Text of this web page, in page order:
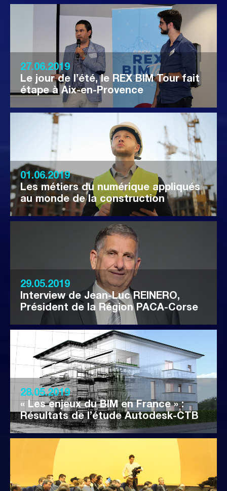
27.06.2019
Le jour de l’été, le REX BIM Tour fait
étape à Aix-en-Provence
01.06.2019
Les métiers du numérique appliqués
au monde de la construction
29.05.2019
Interview de Jean-Luc REINERO,
Président de la Région PACA-Corse
28.05.2019
« Les enjeux du BIM en France » :
Résultats de l’étude Autodesk-CTB